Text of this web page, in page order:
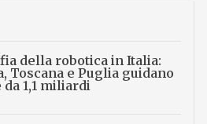
della robotica in Italia:
Toscana e Puglia guidano
1,1 miliardi